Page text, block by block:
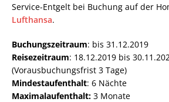
Service-Entgelt bei Buchung auf der
Lufthansa.
Buchungszeitraum: bis 31.12.2019
Reisezeitraum: 18.12.2019 bis
(Vorausbuchungsfrist 3 Tage)
Mindestaufenthalt: 6 Nächte
Maximalaufenthalt: 3 Monate